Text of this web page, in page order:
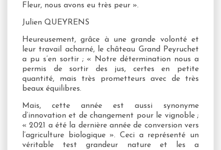
Fleur, nous avons eu très peur ».
Julien QUEYRENS
Heureusement, grâce à une grande volonté et
leur travail acharné, le château Grand Peyruchet
a pu s’en sortir ; « Notre détermination nous a
permis de sortir des jus, certes en petite
quantité, mais très prometteurs avec de très
beaux équilibres.
Mais, cette année est aussi synonyme
d’innovation et de changement pour le vignoble ;
« 2021 a été la dernière année de conversion vers
l’agriculture biologique ». Ceci a représenté un
véritable test grandeur nature et les a